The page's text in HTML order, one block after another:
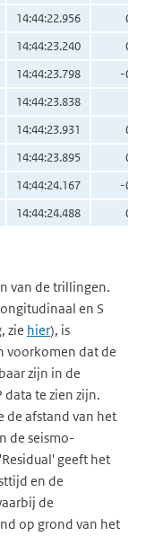
14:44:22.956
0.02
14:44:23.240
0.01
14:44:23.798
-0.01
14:44:23.838
14:44:23.931
0.07
14:44:23.895
0.04
14:44:24.167
-0.03
14:44:24.488 0.05
van de trillingen.
en S
zie hier), is
voorkomen dat de
zijn in de
te zien zijn.
de afstand van het
de seismo-
geeft het
en de
de
op grond van het